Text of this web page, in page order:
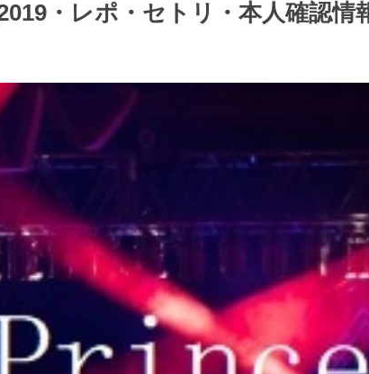
・レポ・セトリ・本人確認情